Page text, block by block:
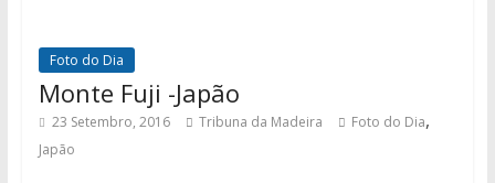
Foto do Dia
Monte Fuji -Japão
23 Setembro, 2016 Tribuna da Madeira Foto do Dia,
Japão